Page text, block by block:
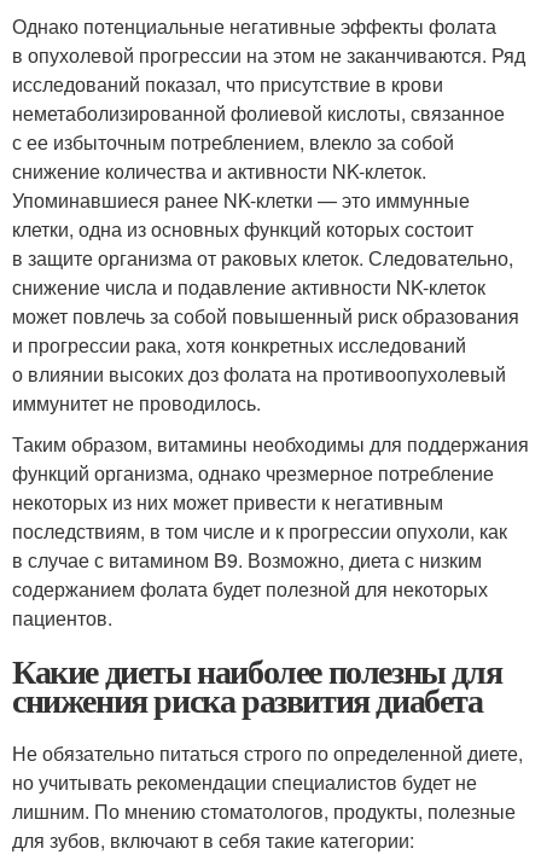
Однако потенциальные негативные эффекты фолата
в опухолевой прогрессии на этом не заканчиваются. Ряд
исследований показал, что присутствие в крови
неметаболизированной фолиевой кислоты, связанное
с ее избыточным потреблением, влекло за собой
снижение количества и активности NK-клеток.
Упоминавшиеся ранее NK-клетки — это иммунные
клетки, одна из основных функций которых состоит
в защите организма от раковых клеток. Следовательно,
снижение числа и подавление активности NK-клеток
может повлечь за собой повышенный риск образования
и прогрессии рака, хотя конкретных исследований
о влиянии высоких доз фолата на противоопухолевый
иммунитет не проводилось.
Таким образом, витамины необходимы для поддержания
функций организма, однако чрезмерное потребление
некоторых из них может привести к негативным
последствиям, в том числе и к прогрессии опухоли, как
в случае с витамином B9. Возможно, диета с низким
содержанием фолата будет полезной для некоторых
пациентов.
Какие диеты наиболее полезны для
снижения риска развития диабета
Не обязательно питаться строго по определенной диете,
но учитывать рекомендации специалистов будет не
лишним. По мнению стоматологов, продукты, полезные
для зубов, включают в себя такие категории: